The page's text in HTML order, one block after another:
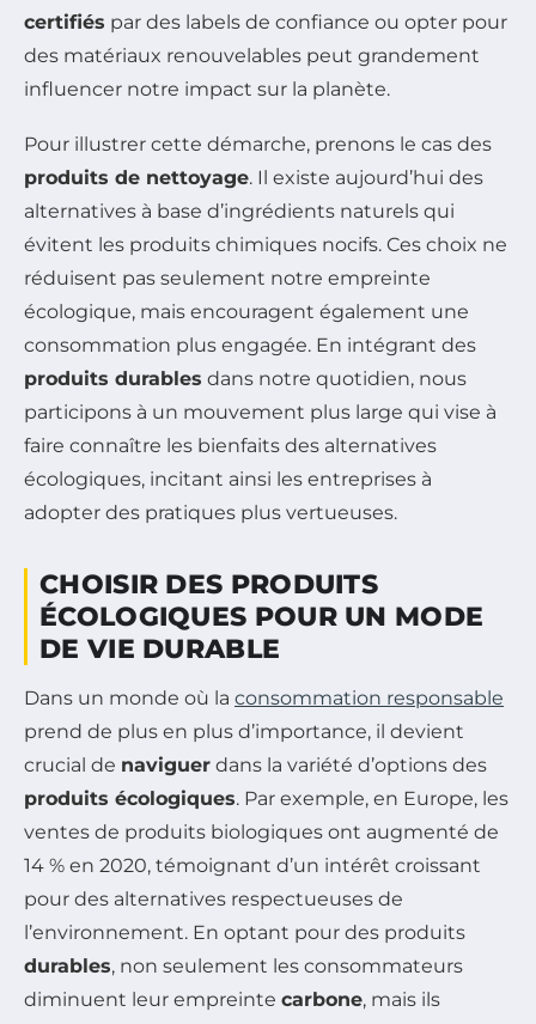
certifiés par des labels de confiance ou opter pour
des matériaux renouvelables peut grandement
influencer notre impact sur la planète.
Pour illustrer cette démarche, prenons le cas des
produits de nettoyage. Il existe aujourd’hui des
alternatives à base d’ingrédients naturels qui
évitent les produits chimiques nocifs. Ces choix ne
réduisent pas seulement notre empreinte
écologique, mais encouragent également une
consommation plus engagée. En intégrant des
produits durables dans notre quotidien, nous
participons à un mouvement plus large qui vise à
faire connaître les bienfaits des alternatives
écologiques, incitant ainsi les entreprises à
adopter des pratiques plus vertueuses.
CHOISIR DES PRODUITS
ÉCOLOGIQUES POUR UN MODE
DE VIE DURABLE
Dans un monde où la consommation responsable
prend de plus en plus d’importance, il devient
crucial de naviguer dans la variété d’options des
produits écologiques. Par exemple, en Europe, les
ventes de produits biologiques ont augmenté de
14 % en 2020, témoignant d’un intérêt croissant
pour des alternatives respectueuses de
l’environnement. En optant pour des produits
durables, non seulement les consommateurs
diminuent leur empreinte carbone, mais ils